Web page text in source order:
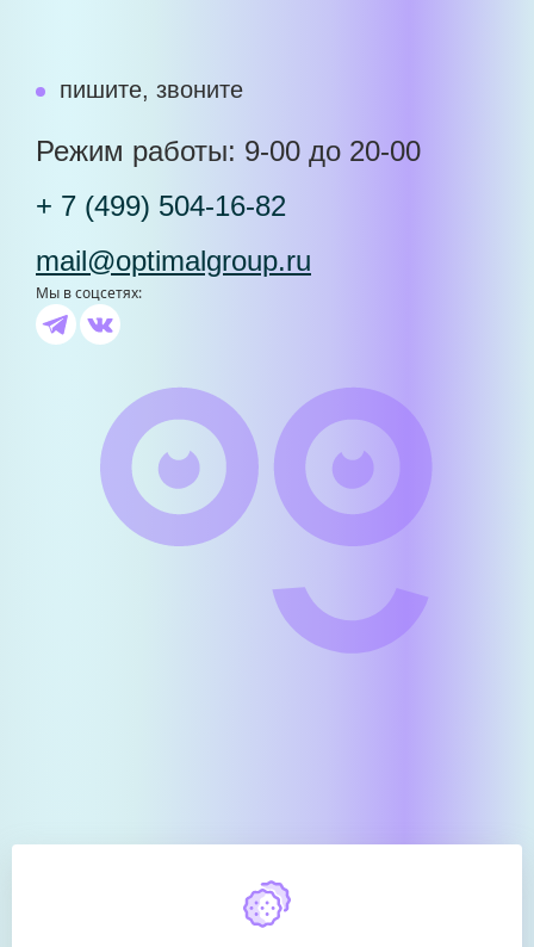
пишите, звоните
Режим работы: 9-00 до 20-00
+ 7 (499) 504-16-82
mail@optimalgroup.ru
Мы в соцсетях:
Политика в отношении обработки ПДн
Выписка из Единого реестра субъектов МСП